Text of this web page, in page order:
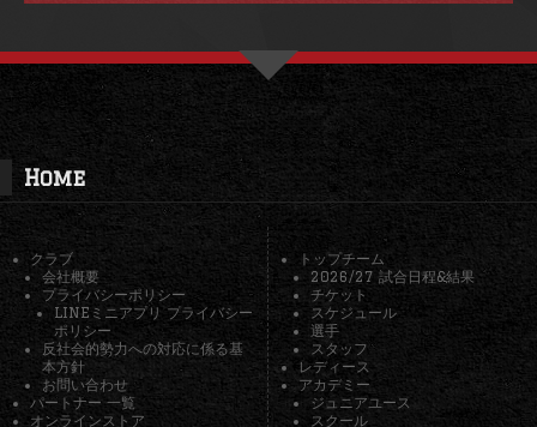
Home
クラブ
会社概要
プライバシーポリシー
LINEミニアプリ プライバシー
ポリシー
反社会的勢力への対応に係る基
本方針
お問い合わせ
パートナー 一覧
オンラインストア
トップチーム
2026/27 試合日程&結果
チケット
スケジュール
選手
スタッフ
レディース
アカデミー
ジュニアユース
スクール